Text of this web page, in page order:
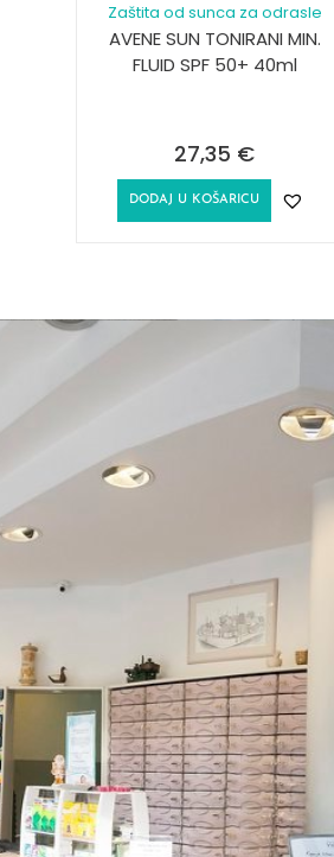
Zaštita od sunca za odrasle
AVENE SUN TONIRANI MIN.
FLUID SPF 50+ 40ml
27,35 €
DODAJ U KOŠARICU